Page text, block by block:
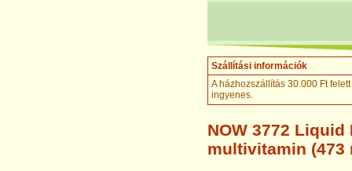
Szállítási információk
A házhozszállítás 30.000 Ft felett
ingyenes.
NOW 3772
multivitamin (473